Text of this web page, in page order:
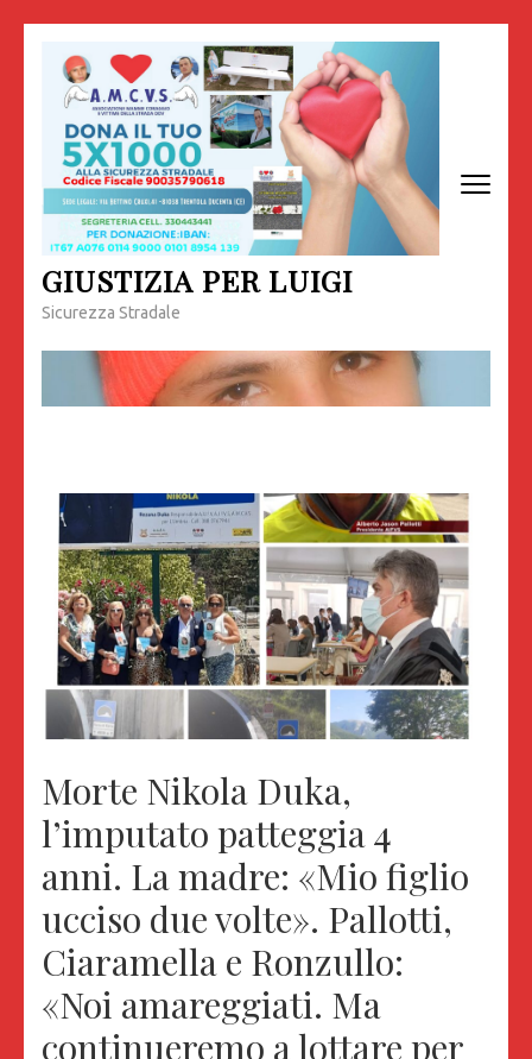
contenuto
(premi
invio)
GIUSTIZIA PER LUIGI
Sicurezza Stradale
Morte Nikola Duka,
l’imputato patteggia 4
anni. La madre: «Mio figlio
ucciso due volte». Pallotti,
Ciaramella e Ronzullo:
«Noi amareggiati. Ma
continueremo a lottare per